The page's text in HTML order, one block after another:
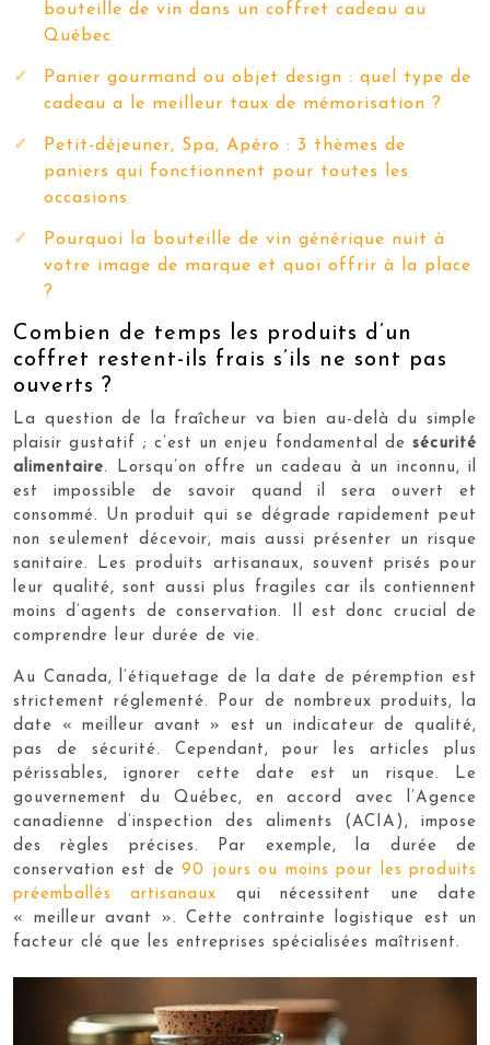
bouteille de vin dans un coffret cadeau au
Québec
Panier gourmand ou objet design : quel type de
cadeau a le meilleur taux de mémorisation ?
Petit-déjeuner, Spa, Apéro : 3 thèmes de
paniers qui fonctionnent pour toutes les
occasions
Pourquoi la bouteille de vin générique nuit à
votre image de marque et quoi offrir à la place
?
Combien de temps les produits d’un
coffret restent-ils frais s’ils ne sont pas
ouverts ?
La question de la fraîcheur va bien au-delà du simple
plaisir gustatif ; c’est un enjeu fondamental de sécurité
alimentaire. Lorsqu’on offre un cadeau à un inconnu, il
est impossible de savoir quand il sera ouvert et
consommé. Un produit qui se dégrade rapidement peut
non seulement décevoir, mais aussi présenter un risque
sanitaire. Les produits artisanaux, souvent prisés pour
leur qualité, sont aussi plus fragiles car ils contiennent
moins d’agents de conservation. Il est donc crucial de
comprendre leur durée de vie.
Au Canada, l’étiquetage de la date de péremption est
strictement réglementé. Pour de nombreux produits, la
date « meilleur avant » est un indicateur de qualité,
pas de sécurité. Cependant, pour les articles plus
périssables, ignorer cette date est un risque. Le
gouvernement du Québec, en accord avec l’Agence
canadienne d’inspection des aliments (ACIA), impose
des règles précises. Par exemple, la durée de
conservation est de90 jours ou moins pour les produits
préemballés artisanaux qui nécessitent une date
« meilleur avant ». Cette contrainte logistique est un
facteur clé que les entreprises spécialisées maîtrisent.